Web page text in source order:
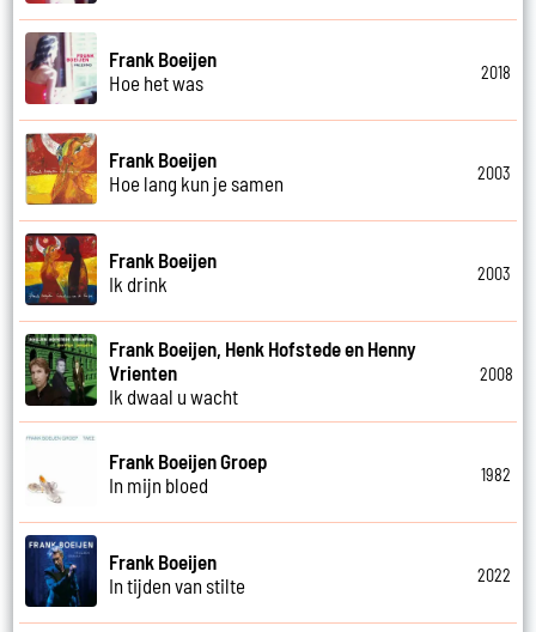
Frank Boeijen
Hoe het was
2018
Frank Boeijen
Hoe lang kun je samen
2003
Frank Boeijen
Ik drink
2003
Frank Boeijen, Henk Hofstede en Henny
Vrienten
Ik dwaal u wacht
2008
Frank Boeijen Groep
In mijn bloed
1982
Frank Boeijen
In tijden van stilte
2022